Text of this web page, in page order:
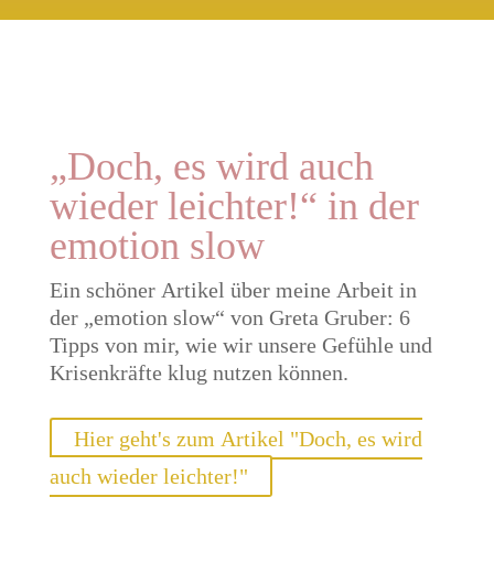
„Doch, es wird auch
wieder leichter!“ in der
emotion slow
Ein schöner Artikel über meine Arbeit in
der „emotion slow“ von Greta Gruber: 6
Tipps von mir, wie wir unsere Gefühle und
Krisenkräfte klug nutzen können.
Hier geht's zum Artikel "Doch, es wird
auch wieder leichter!"